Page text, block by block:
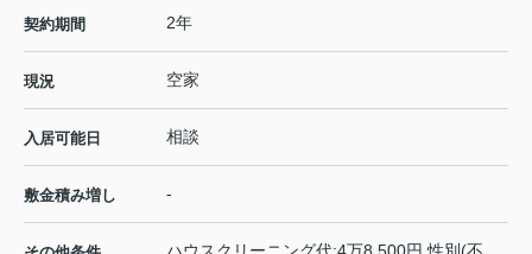
契約期間 2年
現況 空家
入居可能日 相談
敷金積み増し -